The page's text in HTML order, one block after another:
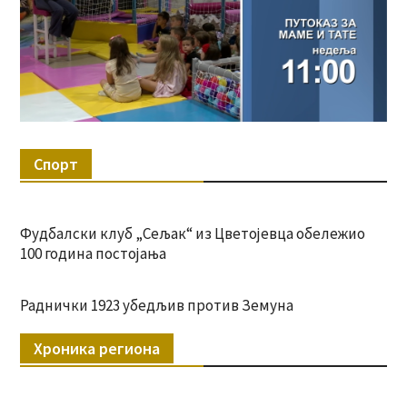
Спорт
Фудбалски клуб „Сељак“ из Цветојевца обележио
100 година постојања
Раднички 1923 убедљив против Земуна
Хроника региона